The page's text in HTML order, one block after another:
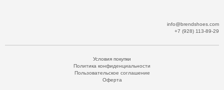
info@brendshoes.com
+7 (928) 113-89-29
Условия покупки
Политика конфиденциальности
Пользовательское соглашение
Оферта